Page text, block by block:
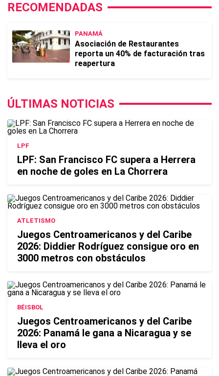
RECOMENDADAS
PANAMÁ
Asociación de Restaurantes
reporta un 40% de facturación tras
reapertura
ÚLTIMAS NOTICIAS
LPF
LPF: San Francisco FC supera a Herrera
en noche de goles en La Chorrera
ATLETISMO
Juegos Centroamericanos y del Caribe
2026: Diddier Rodríguez consigue oro en
3000 metros con obstáculos
BÉISBOL
Juegos Centroamericanos y del Caribe
2026: Panamá le gana a Nicaragua y se
lleva el oro